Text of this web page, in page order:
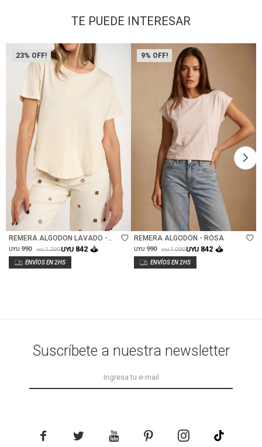
TE PUEDE INTERESAR
23
Talle
REMERA ALGODON LAVADO -
ARENA
UYU 990 UYU 1.290UYU 842
9
Talle
REMERA ALGODÓN - ROSA
UYU 990 UYU 1.090UYU 842
Suscríbete a nuestra newsletter
    